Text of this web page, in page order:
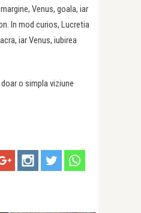
Venus, goala, iar
In mod curios, Lucretia
iar Venus, iubirea
o simpla viziune